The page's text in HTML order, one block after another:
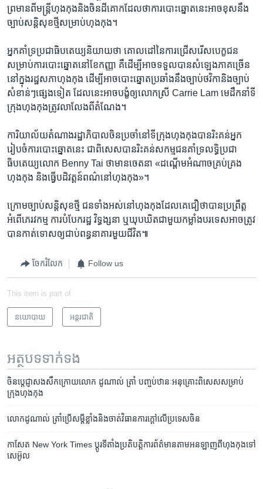
ព្រមាន​ពី​មន្ត្រី​ហុងកុង​និង​ចិន​ដីគោក​ដែល​ថា​ការ​បោះឆ្នោត​នេះ​អាច​ខុស​នឹង​
ច្បាប់​សន្តិសុខ​ថ្មី​សម្រាប់​ហុងកុង។​
អ្នក​គាំទ្រ​ប្រជាធិបតេយ្យ​និយាយ​ថា គោលដៅ​នៃ​ការ​ជ្រើសរើស​បេក្ខជន​
សម្រាប់​ការ​បោះឆ្នោត​នៅខែ​កញ្ញា គឺ​ដើម្បី​អាច​ទទួល​បាន​សំឡេង​ភាគ​ច្រើន​
នៅ​ក្នុង​រដ្ឋសភា​ហុងកុង​ ដើម្បី​អាច​បោះឆ្នោត​ប្រឆាំង​នឹង​ច្បាប់​ថវិកា​និង​ច្បាប់​
សំខាន់ៗ​ផ្សេង​ទៀត ដែល​នេះ​អាចបង្ខំ​ឲ្យលោកស្រី Carrie Lam មេដឹកនាំ​ទី​
ក្រុង​ហុងកុង​ត្រូវ​លាលែង​ពី​តំណែង។
ការិយាល័យ​តំណាង​រដ្ឋាភិបាល​ចិន​ប្រចាំ​នៅ​ទី​ក្រុង​ហុងកុង​បាន​រិះគន់​អ្នក​
រៀបចំ​ការ​បោះឆ្នោត​នេះ ជា​ពិសេស​បាន​រិះគន់​សកម្មជន​គាំទ្រ​លទ្ធិប្រជា
ធិបតេយ្យ​លោក Benny Tai ថាមាន​ចេតនា «ដណ្តើម​អំណាច​គ្រប់គ្រង​
ហុងកុង និងធ្វើ​បដិវត្តន៍​ពណ៌​នៅ​ហុងកុង»។​
ក្រោម​ច្បាប់​សន្តិសុខ​ថ្មី ជន​ទាំង​អស់​នៅ​ហុងកុងដែល​គេ​ជឿ​ថា​បាន​ប្រព្រឹត្ត​
អំពើ​ភេរវកម្ម ការ​បំបែក​រដ្ឋ វិទ្ធង្សនា ឬ​ឃុបឃិត​ជាមួយ​កម្លាំង​បរទេស​អាច​ត្រូវ​
បាន​កាត់​ទោស​ឲ្យ​ជាប់​ពន្ធនាគារ​មួយ​ជីវិត៕
ចែករំលែក Follow us
This item is part of
នយោបាយ អន្តរជាតិ
អត្ថបទ​ទាក់ទង
ចិន​ប្តេជ្ញា​​សងសឹក​ក្រោយ​លោក ​ដូណាល់​ ត្រាំ ​បញ្ចប់​​ឋានៈ​អនុគ្រោះ​ពិសេស​​សម្រាប់​
ក្រុង​ហុងកុង
លោកដូណាល់ ត្រាំប្រើសម្តីខ្លាំងនិងចាត់វិធានការក្តៅលើប្រទេសចិន
កាសែត New York Times ប្ដូរ​ទីតាំង​ប្រតិបត្តិការ​ព័ត៌មាន​តាម​អនឡាញ​ពី​ហុងកុង​ទៅ​
សេអ៊ូល